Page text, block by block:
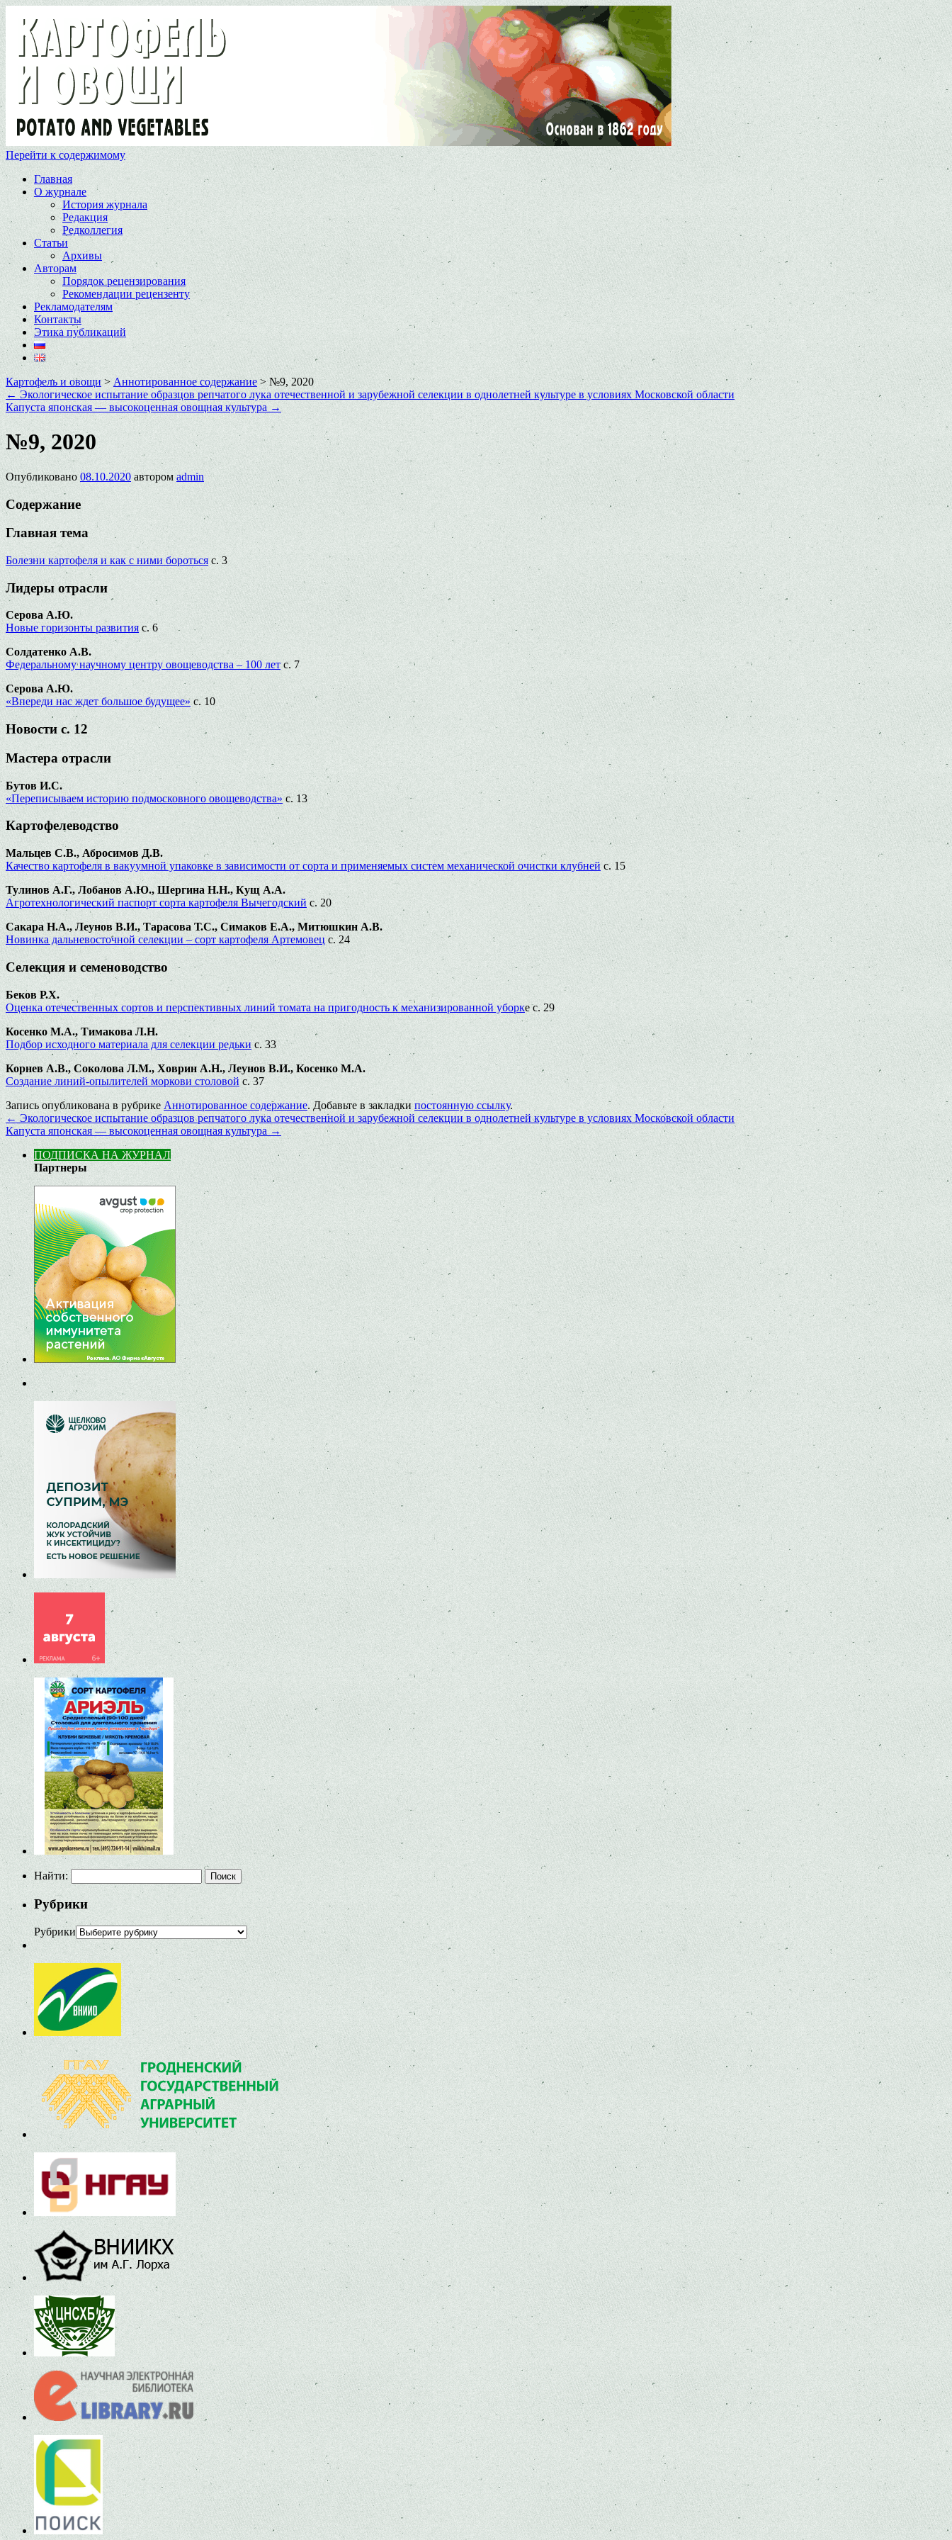
Перейти к содержимому
Главная
О журнале
История журнала
Редакция
Редколлегия
Статьи
Архивы
Авторам
Порядок рецензирования
Рекомендации рецензенту
Рекламодателям
Контакты
Этика публикаций
Картофель и овощи > Аннотированное содержание>№9, 2020
← Экологическое испытание образцов репчатого лука отечественной и зарубежной селекции в однолетней культуре в условиях Московской области
Капуста японская — высокоценная овощная культура →
№9, 2020
Опубликовано 08.10.2020 автором admin
Содержание
Главная тема
Болезни картофеля и как с ними боротьсяс. 3
Лидеры отрасли
Серова А.Ю.
Новые горизонты развитияс. 6
Солдатенко А.В.
Федеральному научному центру овощеводства – 100 летс. 7
Серова А.Ю.
«Впереди нас ждет большое будущее»с. 10
Новости с. 12
Мастера отрасли
Бутов И.С.
«Переписываем историю подмосковного овощеводства»с. 13
Картофелеводство
Мальцев С.В., Абросимов Д.В.
Качество картофеля в вакуумной упаковке в зависимости от сорта и применяемых систем механической очистки клубнейс. 15
Тулинов А.Г., Лобанов А.Ю., Шергина Н.Н., Кущ А.А.
Агротехнологический паспорт сорта картофеля Вычегодский с. 20
Сакара Н.А., Леунов В.И., Тарасова Т.С., Симаков Е.А., Митюшкин А.В.
Новинка дальневосточной селекции – сорт картофеля Артемовец с. 24
Селекция и семеноводство
Беков Р.Х.
Оценка отечественных сортов и перспективных линий томата на пригодность к механизированной уборке с. 29
Косенко М.А., Тимакова Л.Н.
Подбор исходного материала для селекции редькис. 33
Корнев А.В., Соколова Л.М., Ховрин А.Н., Леунов В.И., Косенко М.А.
Создание линий-опылителей моркови столовой с. 37
Запись опубликована в рубрике Аннотированное содержание. Добавьте в закладки постоянную ссылку.
← Экологическое испытание образцов репчатого лука отечественной и зарубежной селекции в однолетней культуре в условиях Московской области
Капуста японская — высокоценная овощная культура →
ПОДПИСКА НА ЖУРНАЛ
Партнеры
Найти:
Рубрики
Рубрики